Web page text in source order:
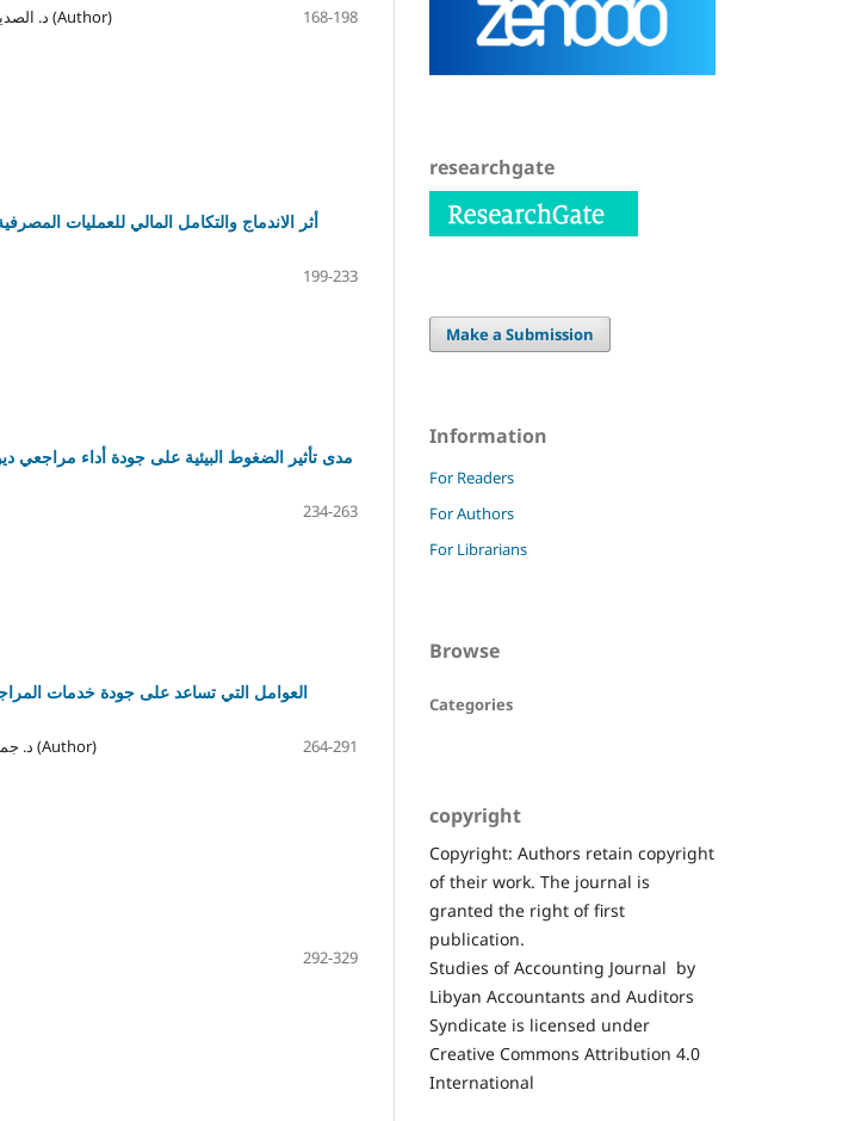
د. الصديق عثمان الساعدي, د. شمس الدين محمد علي فرج (Author)
168-198
أثر الاندماج والتكامل المالي للعمليات
199-233
مدى تأثير الضغوط البيئية على جودة أداء مراجعي
234-263
العوامل التي تساعد على جودة خدمات
د. جميل محمد خلاط, عبدالرحمن أحمد الطيب المحجوبي (Author)
264-291
292-329
researchgate
Make a Submission
Information
For Readers
For Authors
For Librarians
Browse
Categories
copyright
Copyright: Authors retain copyright
of their work. The journal is
granted the right of first
publication.
Studies of Accounting Journal by
Libyan Accountants and Auditors
Syndicate is licensed under
Creative Commons Attribution 4.0
International